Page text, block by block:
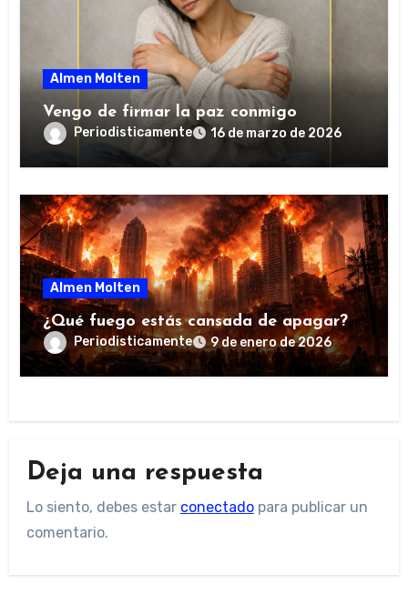
Almen Molten
Vengo de firmar la paz conmigo
Periodisticamente 16 de marzo de 2026
Almen Molten
¿Qué fuego estás cansada de apagar?
Periodisticamente 9 de enero de 2026
Deja una respuesta
Lo siento, debes estar conectadopara publicar un
comentario.